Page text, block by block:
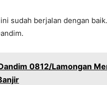
sudah berjalan dengan
0812/Lamongan